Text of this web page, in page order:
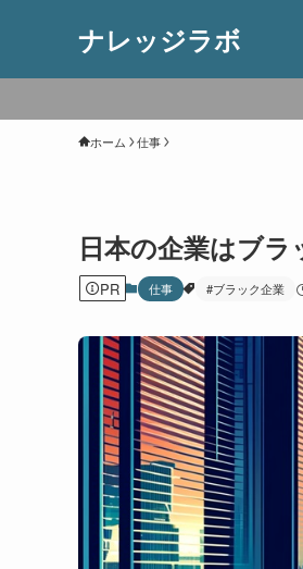
ナレッジラボ
ホーム 仕事
日本の企業はブラ
PR 仕事 #ブラック企業